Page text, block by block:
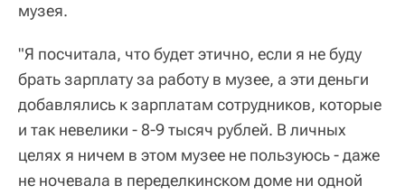
музея.
"Я посчитала, что будет этично, если я не буду
брать зарплату за работу в музее, а эти деньги
добавлялись к зарплатам сотрудников, которые
и так невелики - 8-9 тысяч рублей. В личных
целях я ничем в этом музее не пользуюсь - даже
не ночевала в переделкинском доме ни одной